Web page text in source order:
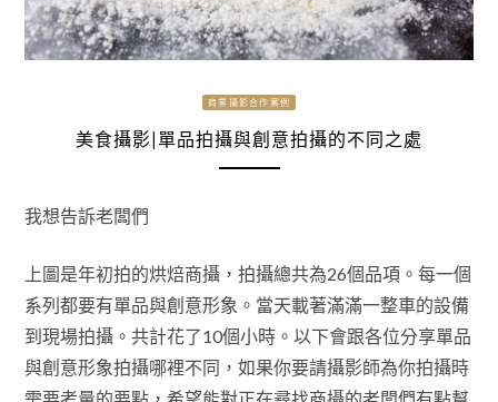
商業攝影合作案例
美食攝影|單品拍攝與創意拍攝的不同之處
我想告訴老闆們
上圖是年初拍的烘焙商攝，拍攝總共為26個品項。每一個
系列都要有單品與創意形象。當天載著滿滿一整車的設備
到現場拍攝。共計花了10個小時。以下會跟各位分享單品
與創意形象拍攝哪裡不同，如果你要請攝影師為你拍攝時